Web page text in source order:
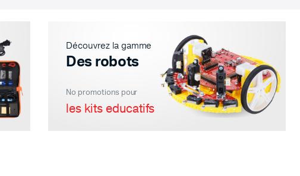
Autres capteurs
STM32 ARM
Microbit
Autre carte
Découvrez la gamme
Des robots
No promotions pour
les kits educatifs